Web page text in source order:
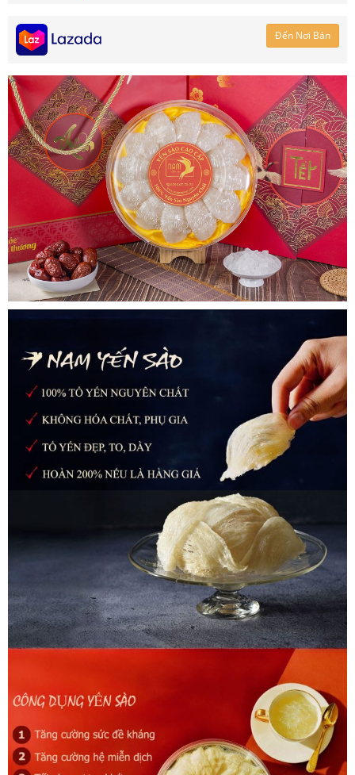
Đến Nơi Bán